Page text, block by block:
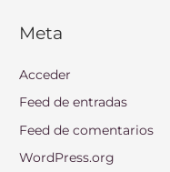
Meta
Acceder
Feed de entradas
Feed de comentarios
WordPress.org